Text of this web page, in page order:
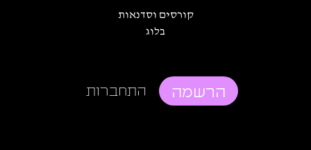
קורסים וסדנאות
בלוג
הרשמה התחברות